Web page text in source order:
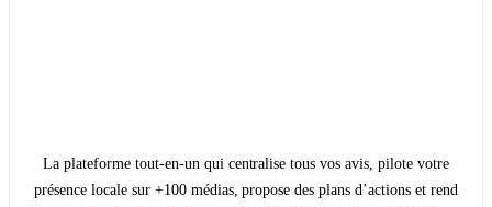
La plateforme tout-en-un qui centralise tous vos avis, pilote votre
présence locale sur +100 médias, propose des plans d’actions et rend